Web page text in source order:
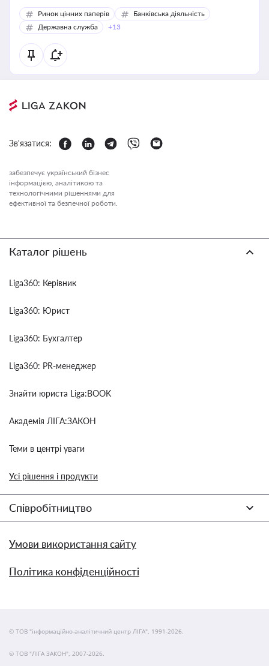
Ринок цінних паперів
Банківська діяльність
Державна служба
+13
Зв'язатися:
забезпечує український бізнес
інформацією, аналітикою та
технологічними рішеннями для
ефективної та безпечної роботи.
Каталог рішень
Liga360: Керівник
Liga360: Юрист
Liga360: Бухгалтер
Liga360: PR-менеджер
Знайти юриста Liga:BOOK
Академія ЛІГА:ЗАКОН
Теми в центрі уваги
Усі рішення і продукти
Співробітництво
Умови використання сайту
Політика конфіденційності
© ТОВ "інформаційно-аналітичний центр ЛІГА", 1991-2026.
© ТОВ "ЛІГА ЗАКОН", 2007-2026.